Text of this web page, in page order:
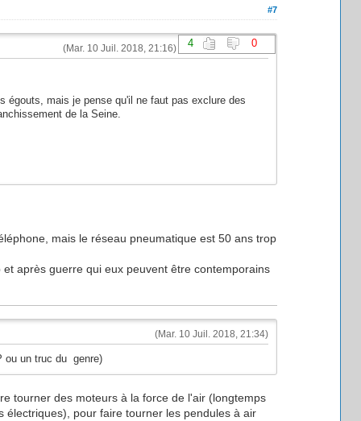
#7
4 0
(Mar. 10 Juil. 2018, 21:16)
égouts, mais je pense qu'il ne faut pas exclure des
de la Seine.
mais le réseau pneumatique est 50 ans trop
après guerre qui eux peuvent être contemporains
(Mar. 10 Juil. 2018, 21:34)
ou un truc du genre)
tourner des moteurs à la force de l'air (longtemps
électriques), pour faire tourner les pendules à air